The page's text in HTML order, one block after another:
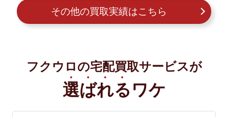
その他の買取実績はこちら
フクウロの宅配買取サービスが
選ばれる ワケ